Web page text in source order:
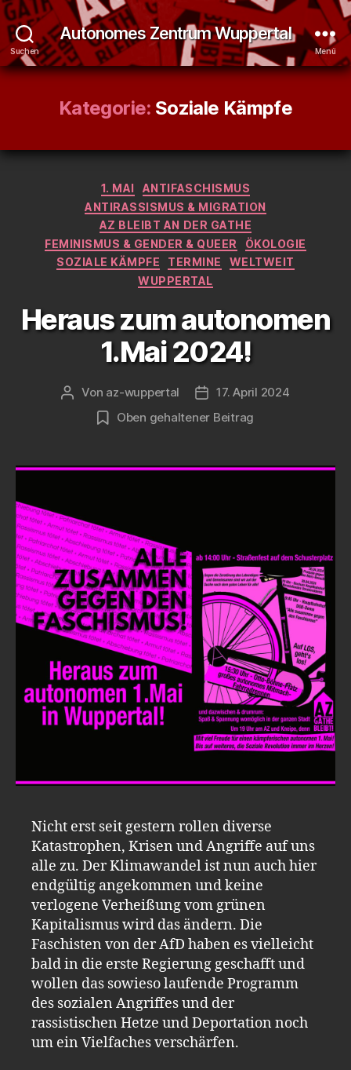
Suchen
Autonomes Zentrum Wuppertal
Menü
Kategorie: Soziale Kämpfe
Kategorien
1. MAI
ANTIFASCHISMUS
ANTIRASSISMUS & MIGRATION
AZ BLEIBT AN DER GATHE
FEMINISMUS & GENDER & QUEER
ÖKOLOGIE
SOZIALE KÄMPFE
TERMINE
WELTWEIT
WUPPERTAL
Heraus zum autonomen
1.Mai 2024!
Beitragsautor
Von az-wuppertal Veröffentlichungsdatum
17. April 2024
Oben gehaltener Beitrag
Nicht erst seit gestern rollen diverse
Katastrophen, Krisen und Angriffe auf uns
alle zu. Der Klimawandel ist nun auch hier
endgültig angekommen und keine
verlogene Verheißung vom grünen
Kapitalismus wird das ändern. Die
Faschisten von der AfD haben es vielleicht
bald in die erste Regierung geschafft und
wollen das sowieso laufende Programm
des sozialen Angriffes und der
rassistischen Hetze und Deportation noch
um ein Vielfaches verschärfen.